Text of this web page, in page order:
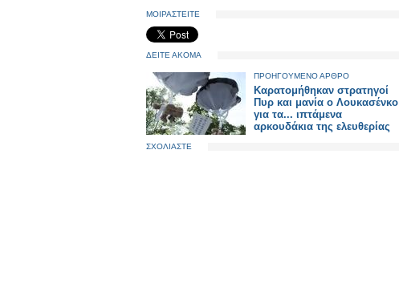
ΜΟΙΡΑΣΤΕΙΤΕ
ΔΕΙΤΕ ΑΚΟΜΑ
ΠΡΟΗΓΟΥΜΕΝΟ ΑΡΘΡΟ
Καρατομήθηκαν στρατηγοί
Πυρ και μανία ο Λουκασένκο
για τα... ιπτάμενα
αρκουδάκια της ελευθερίας
ΣΧΟΛΙΑΣΤΕ